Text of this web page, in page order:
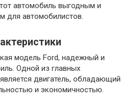
автомобиль выгодным и
для автомобилистов.
модель Ford, надежный и
Одной из главных
двигатель, обладающий
и экономичностью.